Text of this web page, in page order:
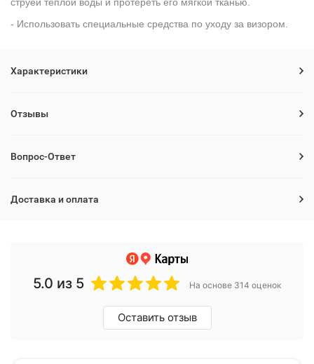
- Использовать специальные средства по уходу за визором.
Характеристики
Отзывы
Вопрос-Ответ
Доставка и оплата